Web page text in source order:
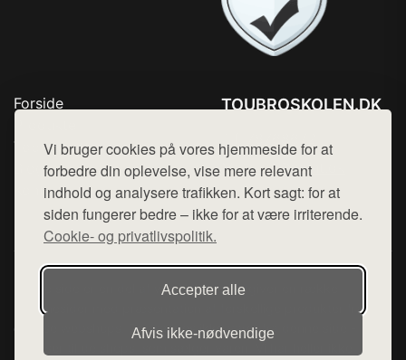
Vi bruger cookies på vores hjemmeside for at
forbedre din oplevelse, vise mere relevant
indhold og analysere trafikken. Kort sagt: for at
siden fungerer bedre – ikke for at være irriterende.
Cookie- og privatlivspolitik.
Accepter alle
Afvis ikke‑nødvendige
Forside
Top Rabatter
Blog
Kontakt
TOUBROSKOLEN.DK
Mail: hej@want.dk
Cookie- og privatlivspolitik
Denne side er en del af want.dk, der udgiver en række
hjemmesider med præsentation af forskellige produkter fra
diverse webshops. Der sælges ikke varer fra denne side - vi
henviser til de shops, som sælger varen. Vi har heller ikke